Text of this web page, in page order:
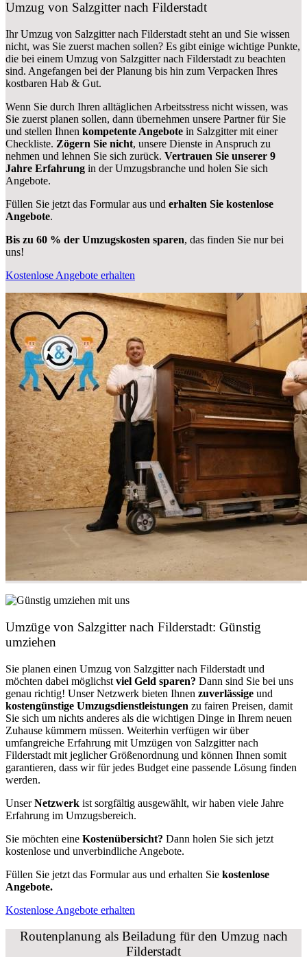
Umzug von Salzgitter nach Filderstadt
Ihr Umzug von Salzgitter nach Filderstadt steht an und Sie wissen
nicht, was Sie zuerst machen sollen? Es gibt einige wichtige Punkte,
die bei einem Umzug von Salzgitter nach Filderstadt zu beachten
sind. Angefangen bei der Planung bis hin zum Verpacken Ihres
kostbaren Hab & Gut.
Wenn Sie durch Ihren alltäglichen Arbeitsstress nicht wissen, was
Sie zuerst planen sollen, dann übernehmen unsere Partner für Sie
und stellen Ihnen kompetente Angebote in Salzgitter mit einer
Checkliste. Zögern Sie nicht, unsere Dienste in Anspruch zu
nehmen und lehnen Sie sich zurück. Vertrauen Sie unserer 9
Jahre Erfahrung in der Umzugsbranche und holen Sie sich
Angebote.
Füllen Sie jetzt das Formular aus und erhalten Sie kostenlose
Angebote.
Bis zu 60 % der Umzugskosten sparen, das finden Sie nur bei
uns!
Kostenlose Angebote erhalten
Umzüge von Salzgitter nach Filderstadt: Günstig
umziehen
Sie planen einen Umzug von Salzgitter nach Filderstadt und
möchten dabei möglichst viel Geld sparen? Dann sind Sie bei uns
genau richtig! Unser Netzwerk bieten Ihnen zuverlässige und
kostengünstige Umzugsdienstleistungen zu fairen Preisen, damit
Sie sich um nichts anderes als die wichtigen Dinge in Ihrem neuen
Zuhause kümmern müssen. Weiterhin verfügen wir über
umfangreiche Erfahrung mit Umzügen von Salzgitter nach
Filderstadt mit jeglicher Größenordnung und können Ihnen somit
garantieren, dass wir für jedes Budget eine passende Lösung finden
werden.
UnserNetzwerk ist sorgfältig ausgewählt, wir haben viele Jahre
Erfahrung im Umzugsbereich.
Sie möchten eine Kostenübersicht? Dann holen Sie sich jetzt
kostenlose und unverbindliche Angebote.
Füllen Sie jetzt das Formular aus und erhalten Sie kostenlose
Angebote.
Kostenlose Angebote erhalten
Routenplanung als Beiladung für den Umzug nach
Filderstadt